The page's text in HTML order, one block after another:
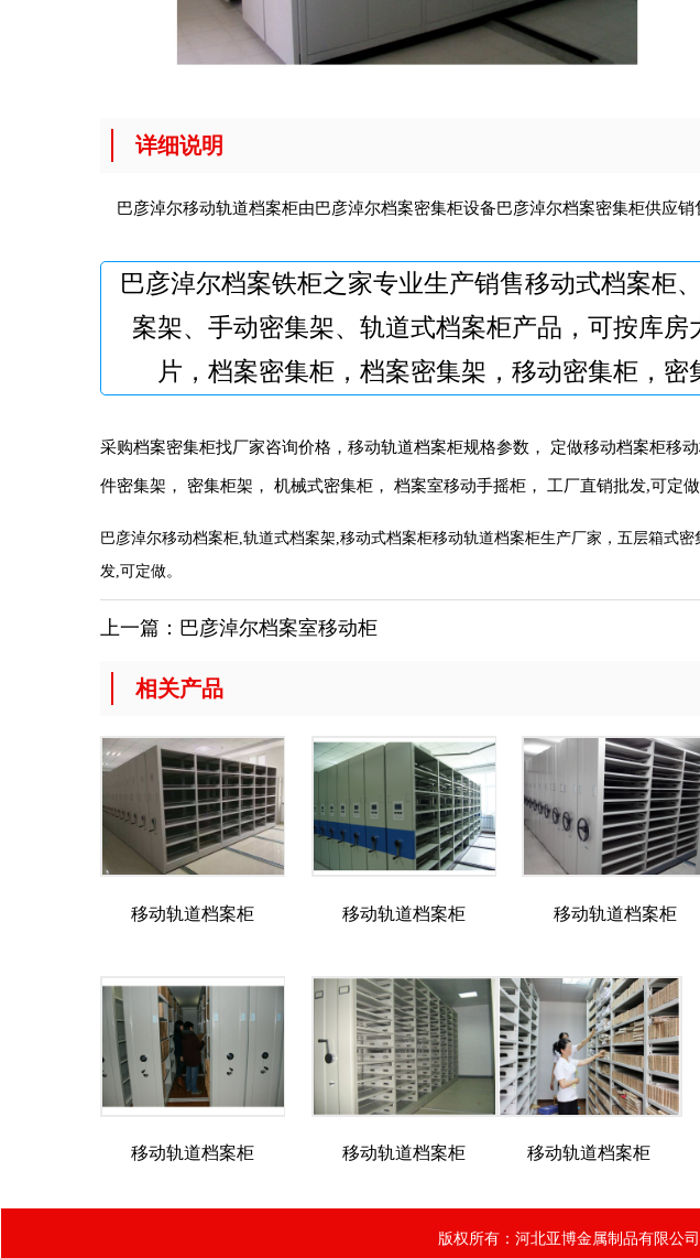
详细说明
巴彦淖尔移动轨道档案柜由巴彦淖尔档案密集柜设备巴彦淖尔档案密集柜供应销
巴彦淖尔档案铁柜之家专业生产销售移动式档案柜
案架、手动密集架、轨道式档案柜产品，可按库
片，档案密集柜，档案密集架，移动密集柜，
采购档案密集柜找厂家咨询价格，移动轨道档案柜规格参数， 定做移动档案柜移
件密集架， 密集柜架， 机械式密集柜， 档案室移动手摇柜， 工厂直销批发,可定做
巴彦淖尔移动档案柜,轨道式档案架,移动式档案柜移动轨道档案柜生产厂家，五层箱式
发,可定做。
上一篇： 巴彦淖尔档案室移动柜
相关产品
移动轨道档案柜 移动轨道档案柜 移动轨道档案柜
移动轨道档案柜 移动轨道档案柜 移动轨道档案柜
版权所有：河北亚博金属制品有限公司